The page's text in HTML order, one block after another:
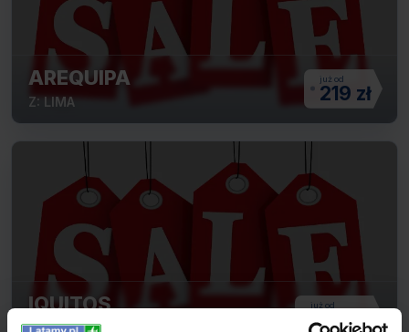
AREQUIPA
Z: LIMA 219 zł
IQUITOS
Z: LIMA 444 zł